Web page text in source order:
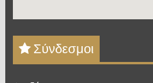
Σύνδεσμοι